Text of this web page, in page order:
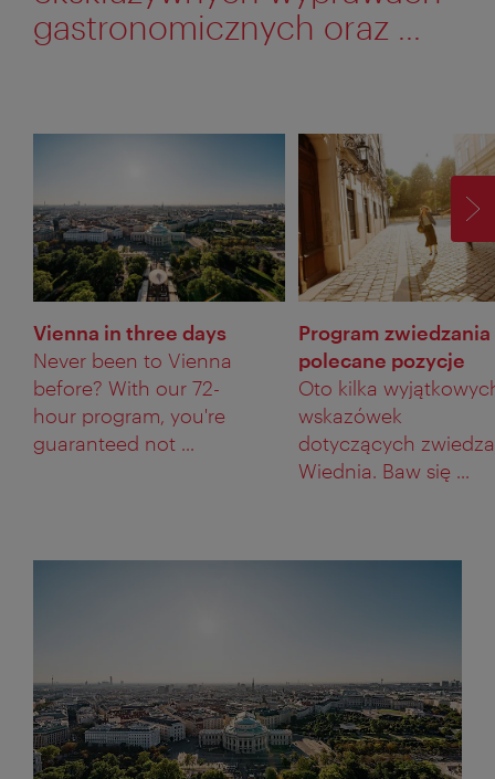
gastronomicznych oraz ...
Vienna in three days
Never been to Vienna
before? With our 72-
hour program, you're
guaranteed not ...
Program zwiedzania
polecane pozycje
Oto kilka
wskazówek
dotyczących
Wiednia. Baw się ...